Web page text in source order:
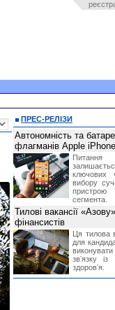
ПРЕС-РЕЛІЗИ
Автономність та
флагманів Apple
Питання
ключових
вибору
сегмента.
Тилові вакансії
фінансистів
Ця тилова
для
звʼязку
здоровʼя.